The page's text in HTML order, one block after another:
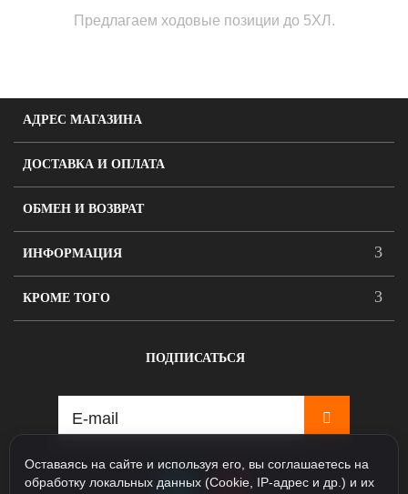
Предлагаем ходовые позиции до 5ХЛ.
АДРЕС МАГАЗИНА
ДОСТАВКА И ОПЛАТА
ОБМЕН И ВОЗВРАТ
ИНФОРМАЦИЯ
КРОМЕ ТОГО
ПОДПИСАТЬСЯ
Оставаясь на сайте и используя его, вы соглашаетесь на
обработку локальных данных (Cookie, IP-адрес и др.) и их